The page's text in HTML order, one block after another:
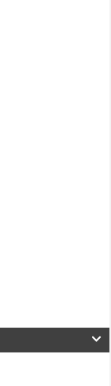
